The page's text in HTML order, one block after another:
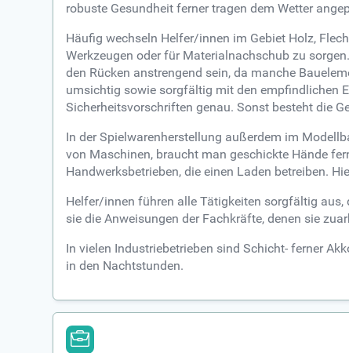
robuste Gesundheit ferner tragen dem Wetter
Häufig wechseln Helfer/innen im Gebiet Holz,
Werkzeugen oder für Materialnachschub zu
den Rücken anstrengend sein, da manche
umsichtig sowie sorgfältig mit den empfindlichen
Sicherheitsvorschriften genau. Sonst besteht die
In der Spielwarenherstellung außerdem im
von Maschinen, braucht man geschickte Hände
Handwerksbetrieben, die einen Laden betreiben.
Helfer/innen führen alle Tätigkeiten sorgfältig
sie die Anweisungen der Fachkräfte, denen sie
In vielen Industriebetrieben sind Schicht- ferner
in den Nachtstunden.